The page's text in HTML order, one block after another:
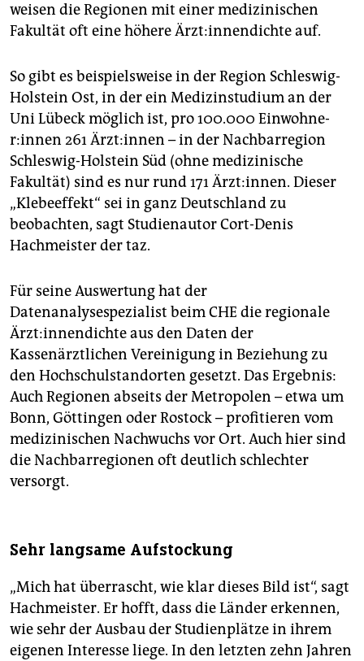
weisen die Regionen mit einer medizinischen
Fakultät oft eine höhere Ärz­t:in­nen­dich­te auf.
So gibt es beispielsweise in der Region Schleswig-
Holstein Ost, in der ein Medizinstudium an der
Uni Lübeck möglich ist, pro 100.000 Ein­woh­ne­
r:in­nen 261 Ärz­t:in­nen – in der Nachbarregion
Schleswig-Holstein Süd (ohne medizinische
Fakultät) sind es nur rund 171 Ärzt:innen. Dieser
„Klebeeffekt“ sei in ganz Deutschland zu
beobachten, sagt Studienautor Cort-Denis
Hachmeister der taz.
Für seine Auswertung hat der
Datenanalysespezialist beim CHE die regionale
Ärz­t:in­nen­dich­te aus den Daten der
Kassenärztlichen Vereinigung in Beziehung zu
den Hochschul­stand­orten gesetzt. Das Ergebnis:
Auch Regionen abseits der Metropolen – etwa um
Bonn, Göttingen oder Rostock – profitieren vom
medizinischen Nachwuchs vor Ort. Auch hier sind
die Nachbarregionen oft deutlich schlechter
versorgt.
Sehr langsame Aufstockung
„Mich hat überrascht, wie klar dieses Bild ist“, sagt
Hach­meis­ter. Er hofft, dass die Länder erkennen,
wie sehr der Ausbau der Studienplätze in ihrem
eigenen Interesse liege. In den letzten zehn Jahren